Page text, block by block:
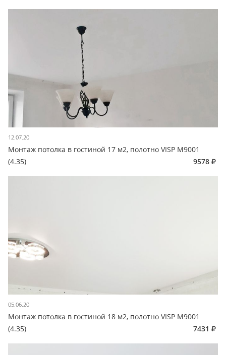
12.07.20
Монтаж потолка в гостиной 17 м2, полотно VISP M9001
(4.35)
9578
05.06.20
Монтаж потолка в гостиной 18 м2, полотно VISP M9001
(4.35)
7431